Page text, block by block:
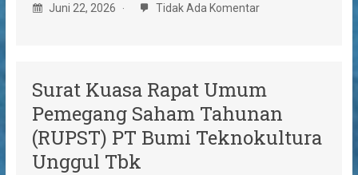
Juni 22, 2026 Tidak Ada Komentar
Surat Kuasa Rapat Umum
Pemegang Saham Tahunan
(RUPST) PT Bumi Teknokultura
Unggul Tbk